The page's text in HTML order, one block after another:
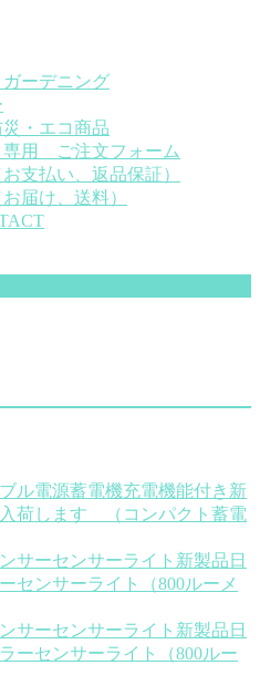
ーデニング
・エコ商品
専用 ご注文フォーム
支払い、返品保証）
届け、送料）
ル電源蓄電機充電機能付き 新
荷します （コンパクト蓄電
サーセンサーライト 新製品 日
センサーライト（800ルーメ
サーセンサーライト 新製品 日
ーセンサーライト（800ルー